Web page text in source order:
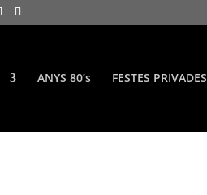
ANYS 80’s FESTES PRIVADES